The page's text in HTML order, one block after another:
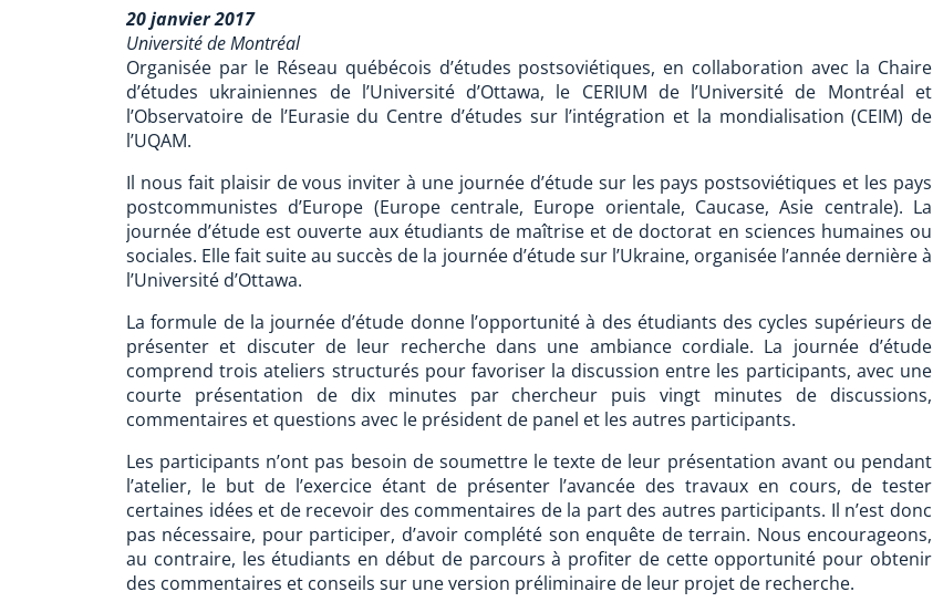
20 janvier 2017
Université de Montréal
Organisée par le Réseau québécois d’études postsoviétiques, en collaboration avec la Chaire
d’études ukrainiennes de l’Université d’Ottawa, le CERIUM de l’Université de Montréal et
l’Observatoire de l’Eurasie du Centre d’études sur l’intégration et la mondialisation (CEIM) de
l’UQAM.
Il nous fait plaisir de vous inviter à une journée d’étude sur les pays postsoviétiques et les pays
postcommunistes d’Europe (Europe centrale, Europe orientale, Caucase, Asie centrale). La
journée d’étude est ouverte aux étudiants de maîtrise et de doctorat en sciences humaines ou
sociales. Elle fait suite au succès de la journée d’étude sur l’Ukraine, organisée l’année dernière à
l’Université d’Ottawa.
La formule de la journée d’étude donne l’opportunité à des étudiants des cycles supérieurs de
présenter et discuter de leur recherche dans une ambiance cordiale. La journée d’étude
comprend trois ateliers structurés pour favoriser la discussion entre les participants, avec une
courte présentation de dix minutes par chercheur puis vingt minutes de discussions,
commentaires et questions avec le président de panel et les autres participants.
Les participants n’ont pas besoin de soumettre le texte de leur présentation avant ou pendant
l’atelier, le but de l’exercice étant de présenter l’avancée des travaux en cours, de tester
certaines idées et de recevoir des commentaires de la part des autres participants. Il n’est donc
pas nécessaire, pour participer, d’avoir complété son enquête de terrain. Nous encourageons,
au contraire, les étudiants en début de parcours à profiter de cette opportunité pour obtenir
des commentaires et conseils sur une version préliminaire de leur projet de recherche.